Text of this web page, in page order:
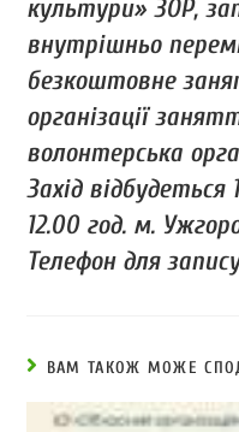
культури» ЗОР,
внутрішньо
безкоштовне
організації
волонтерська
Захід
12.00 год. м.
Телефон для
ВАМ ТАКОЖ МОЖЕ